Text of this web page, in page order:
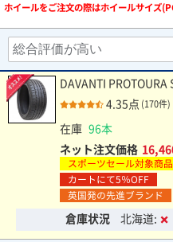
ホイールをご注文の際はホイールサイズ
DAVANTI
4.35点 (170件)
在庫 96本
ネット注文価格
スポーツセール対象商品
カートにて5％OFF
英国発の先進ブランド
倉庫状況 北海道: